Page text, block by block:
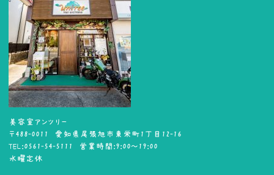
美容室アンツリー
〒488-0011 愛知県尾張旭市東栄町1丁目12-16
TEL:0561-54-5111 営業時間:9:00～19:00
水曜定休